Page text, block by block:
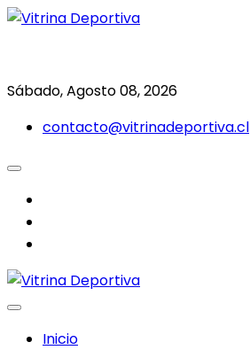
Saltar
Sábado, Agosto 08, 2026
contacto@vitrinadeportiva.cl
Inicio